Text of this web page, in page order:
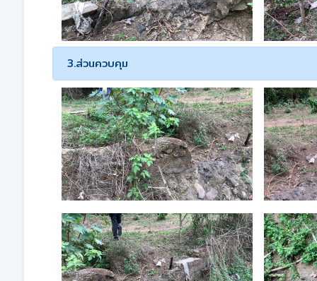
3.ส่วนควบคุม